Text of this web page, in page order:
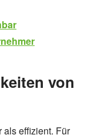
von
als effizient. Für